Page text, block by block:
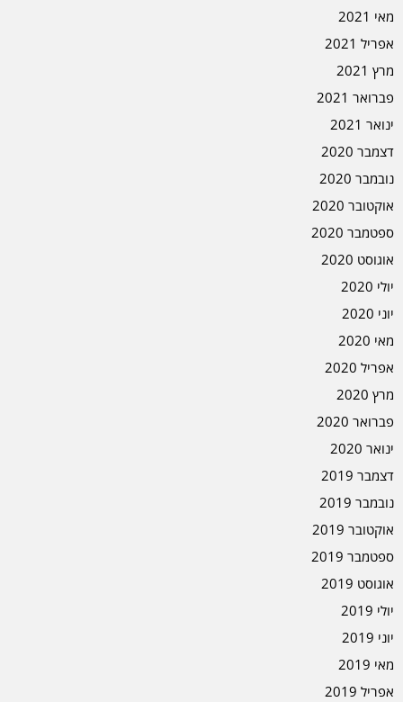
מאי 2021
אפריל 2021
מרץ 2021
פברואר 2021
ינואר 2021
דצמבר 2020
נובמבר 2020
אוקטובר 2020
ספטמבר 2020
אוגוסט 2020
יולי 2020
יוני 2020
מאי 2020
אפריל 2020
מרץ 2020
פברואר 2020
ינואר 2020
דצמבר 2019
נובמבר 2019
אוקטובר 2019
ספטמבר 2019
אוגוסט 2019
יולי 2019
יוני 2019
מאי 2019
אפריל 2019